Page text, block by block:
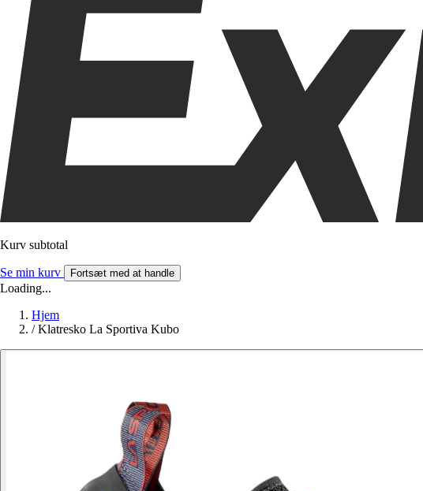
Kurv subtotal
Se min kurv Fortsæt med at handle
Loading...
Hjem
/ Klatresko La Sportiva Kubo